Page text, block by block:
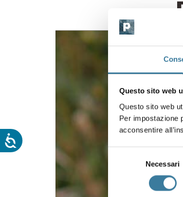
Questo sito web
Questo sito web
Per impostazione
acconsentire
Necessari